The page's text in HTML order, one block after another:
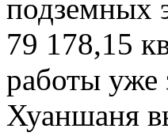
подземных
79 178,15
работы уже
Хуаншаня